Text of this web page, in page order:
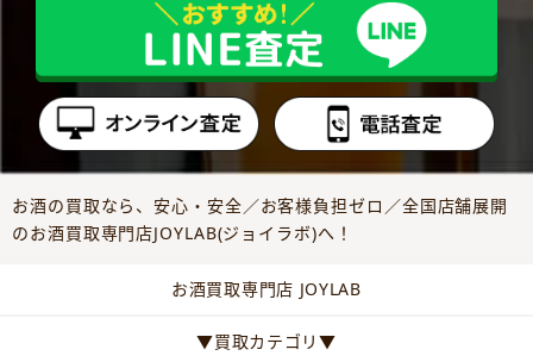
お酒の買取なら、安心・安全／お客様負担ゼロ／全国店舗展開
のお酒買取専門店JOYLAB(ジョイラボ)へ！
お酒買取専門店 JOYLAB
▼買取カテゴリ▼